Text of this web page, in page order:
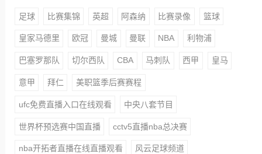
足球 比赛集锦 英超 阿森纳 比赛录像 篮球
皇家马德里 欧冠 曼城 曼联 NBA 利物浦
巴塞罗那队 切尔西队 CBA 马刺队 西甲 皇马
意甲 拜仁 美职篮季后赛赛程
ufc免费直播入口在线观看 中央八套节目
世界杯预选赛中国直播 cctv5直播nba总决赛
nba开拓者直播在线直播观看 风云足球频道